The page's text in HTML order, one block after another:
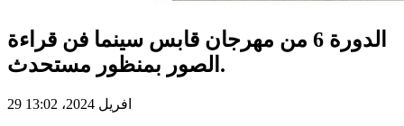
الدورة 6 من مهرجان قابس سينما فن قراءة
الصور بمنظور مستحدث.
29 افريل 2024، 13:02